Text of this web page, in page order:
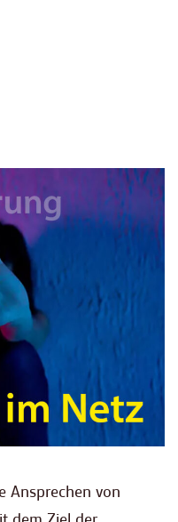
Ansprechen von